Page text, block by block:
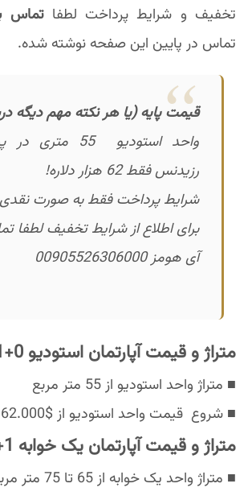
تخفیف و شرایط پرداخت لطفاتماس
تماس در پایین این صفحه نوشته شده.
قیمت پایه (یا هر نکته مهم دیگه
واحد استودیو 55
رزیدنس فقط 62 هزار دلاره!
شرایط پرداخت فقط به صورت نقدی
برای اطلاع از شرایط تخفیف لطفا
آی هومز 00905526306000
متراژ و قیمت آپارتمان استودیو 0+1
■ متراژ واحد استودیو از 55 متر مربع
■ شروع قیمت واحد استودیو از $62.000
متراژ و قیمت آپارتمان یک خوابه 1+1
■ متراژ واحد یک خوابه از 65 تا 75 متر مربع